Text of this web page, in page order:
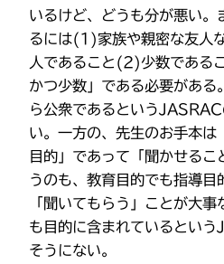
いるけど、どうも分が悪い。
るには(1)家族や親密な友人
人であること(2)少数である
かつ少数」である必要がある
ら公衆であるという
い。一方の、先生のお手本は
目的」であって「聞かせるこ
うのも、教育目的でも指導目
「聞いてもらう」ことが大
も目的に含まれているとい
そうにない。